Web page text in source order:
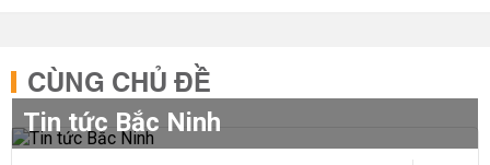
CÙNG CHỦ ĐỀ
Tin tức Bắc Ninh